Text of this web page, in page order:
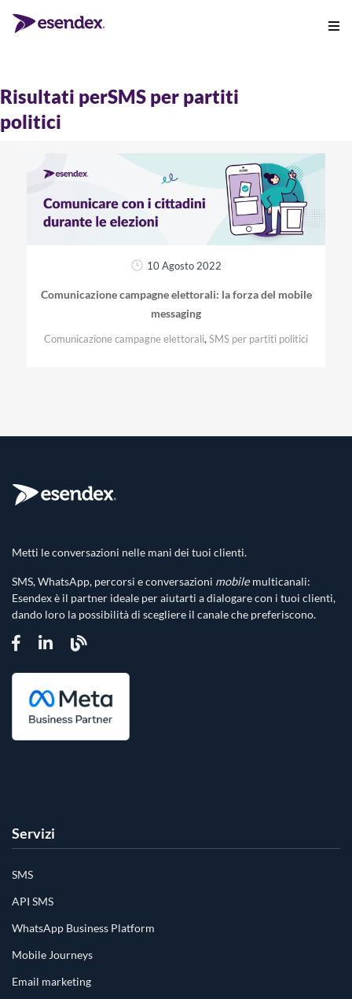
Risultati perSMS per partiti
politici
10 Agosto 2022
Comunicazione campagne elettorali: la forza del mobile
messaging
Comunicazione campagne elettorali,SMS per partiti politici
Metti le conversazioni nelle mani dei tuoi clienti.
SMS, WhatsApp, percorsi e conversazioni mobile multicanali:
Esendex è il partner ideale per aiutarti a dialogare con i tuoi clienti,
dando loro la possibilità di scegliere il canale che preferiscono.
Servizi
SMS
API SMS
WhatsApp Business Platform
Mobile Journeys
Email marketing